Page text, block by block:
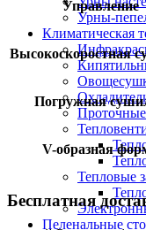
Урны-
Климатическая
Проточные
Тепловые
Пеленальные
Управление
Высокоскоростная
Погружная
V-образная
Бесплатная